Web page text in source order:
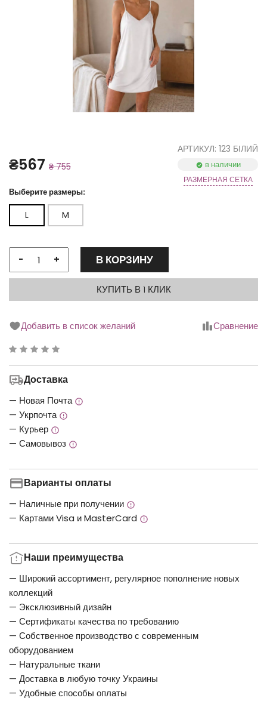
₴567 ₴ 755
АРТИКУЛ: 123 БІЛИЙ
в наличии
РАЗМЕРНАЯ СЕТКА
Выберите размеры:
L M
- + В КОРЗИНУ
КУПИТЬ В 1 КЛИК
Добавить в список желаний Сравнение
0.00
з
5
Доставка
— Новая Почта
— Укрпочта
— Курьер
— Самовывоз
Варианты оплаты
— Наличные при получении
— Картами Visa и MasterCard
Наши преимущества
— Широкий ассортимент, регулярное пополнение новых
коллекций
— Эксклюзивный дизайн
— Сертификаты качества по требованию
— Собственное производство с современным
оборудованием
— Натуральные ткани
— Доставка в любую точку Украины
— Удобные способы оплаты